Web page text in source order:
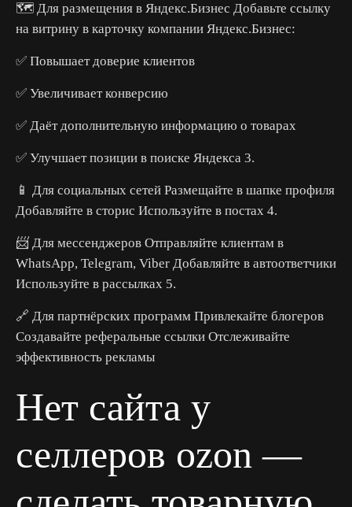
🗺️ Для размещения в Яндекс.Бизнес Добавьте ссылку
на витрину в карточку компании Яндекс.Бизнес:
✅ Повышает доверие клиентов
✅ Увеличивает конверсию
✅ Даёт дополнительную информацию о товарах
✅ Улучшает позиции в поиске Яндекса 3.
📱 Для социальных сетей Размещайте в шапке профиля
Добавляйте в сторис Используйте в постах 4.
📨 Для мессенджеров Отправляйте клиентам в
WhatsApp, Telegram, Viber Добавляйте в автоответчики
Используйте в рассылках 5.
🔗 Для партнёрских программ Привлекайте блогеров
Создавайте реферальные ссылки Отслеживайте
эффективность рекламы
Нет сайта у
селлеров ozon —